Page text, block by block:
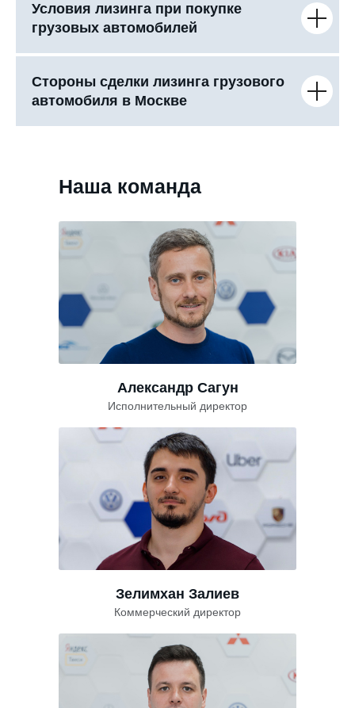
Условия лизинга при покупке
грузовых автомобилей
Стороны сделки лизинга грузового
автомобиля в Москве
Наша команда
Александр Сагун
Зелимхан Залиев
Исполнительный директор
Коммерческий директор